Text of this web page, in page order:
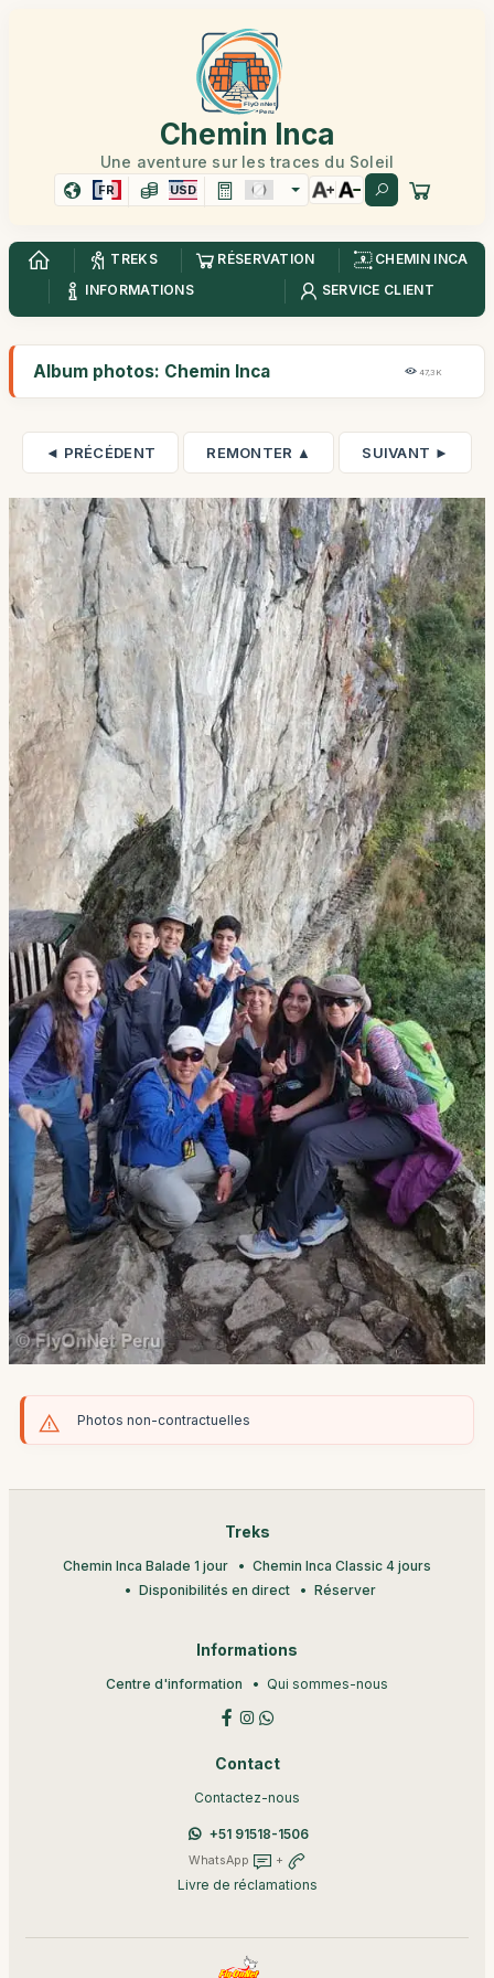
Chemin Inca
Une aventure sur les traces du Soleil
FR USD
TREKS RÉSERVATION
CHEMIN INCA
INFORMATIONS
SERVICE CLIENT
Album photos: Chemin Inca 47,3K
◄ PRÉCÉDENT REMONTER ▲ SUIVANT ►
Photos non-contractuelles
Treks
Chemin Inca Balade 1 jour
Chemin Inca Classic 4 jours
Disponibilités en direct
Réserver
Informations
Centre d'information Qui sommes-nous
Contact
Contactez-nous
+51 91518-1506
WhatsApp +
Livre de réclamations